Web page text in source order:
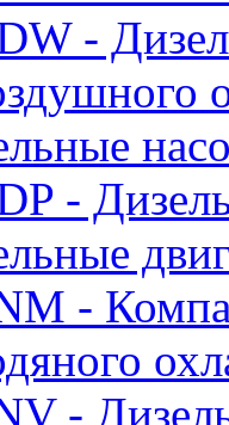
-
-
-
-